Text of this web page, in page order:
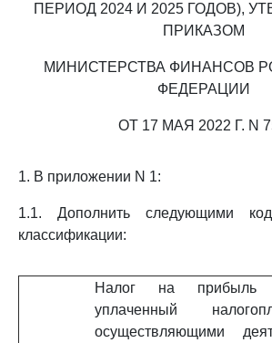
ПЕРИОД 2024 И 2025 ГОДОВ),
ПРИКАЗОМ
МИНИСТЕРСТВА ФИНАНСОВ
ФЕДЕРАЦИИ
ОТ 17 МАЯ 2022 Г. N
1. В приложении N 1:
1.1. Дополнить следующими
классификации:
Налог на прибыль
уплаченный
осуществляющими